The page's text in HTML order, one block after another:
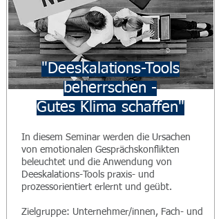
"Deeskalations-Tools
beherrschen -
Gutes Klima schaffen"
In diesem Seminar werden die Ursachen
von emotionalen Gesprächskonflikten
beleuchtet und die Anwendung von
Deeskalations-Tools praxis- und
prozessorientiert erlernt und geübt.​
Zielgruppe: Unternehmer/innen, Fach- und